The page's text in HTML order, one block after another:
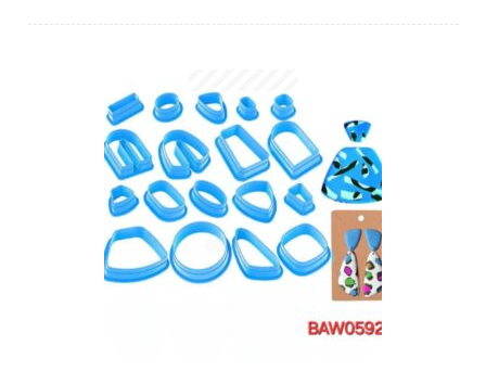
Konfirmasi Pembayaran
Cara Order